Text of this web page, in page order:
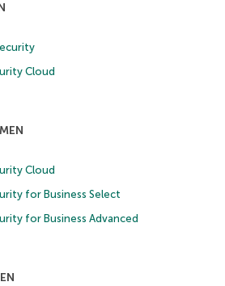
Cloud
Cloud
for Business Select
for Business Advanced